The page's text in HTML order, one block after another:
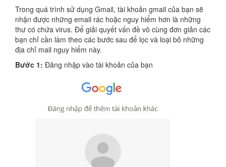
Trong quá trình sử dụng Gmail, tài khoản gmail của bạn sẽ
nhận được những email rác hoặc nguy hiểm hơn là những
thư có chứa virus. Để giải quyết vấn đề vô cùng đơn giản các
bạn chỉ cần làm theo các bước sau để lọc và loại bỏ những
địa chỉ mail nguy hiểm này.
Bước 1: Đăng nhập vào tài khoản của bạn